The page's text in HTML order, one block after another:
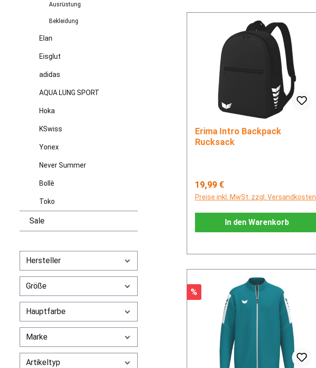
Ausrüstung
Bekleidung
Elan
Eisglut
adidas
AQUA LUNG SPORT
Hoka
KSwiss
Yonex
Never Summer
Bollè
Toko
Sale
Hersteller
Größe
Hauptfarbe
Marke
Artikeltyp
Erima Intro Backpack
Rucksack
Regulärer Preis:
19,99 €
Preise inkl. MwSt. zzgl. Versandkosten
In den Warenkorb
Rabatt
%